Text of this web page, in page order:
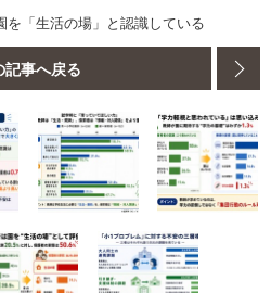
「生活の場」と認識している
記事へ戻る